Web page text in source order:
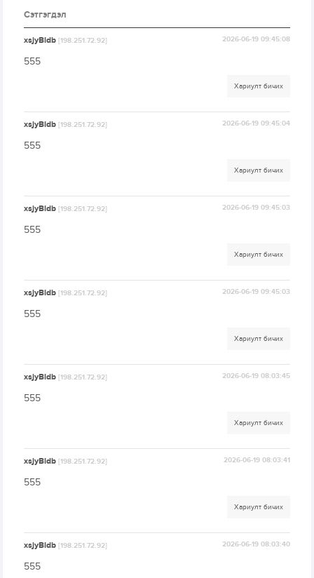
Сэтгэгдэл
xsjyBldb[198.251.72.92] 2026-06-19 09:45:08
555
Хариулт бичих
xsjyBldb[198.251.72.92] 2026-06-19 09:45:04
555
Хариулт бичих
xsjyBldb[198.251.72.92] 2026-06-19 09:45:03
555
Хариулт бичих
xsjyBldb[198.251.72.92] 2026-06-19 09:45:03
555
Хариулт бичих
xsjyBldb[198.251.72.92] 2026-06-19 08:03:45
555
Хариулт бичих
xsjyBldb[198.251.72.92] 2026-06-19 08:03:41
555
Хариулт бичих
xsjyBldb[198.251.72.92] 2026-06-19 08:03:40
555